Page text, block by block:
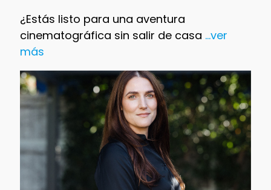
¿Estás listo para una aventura
cinematográfica sin salir de casa ...ver
más